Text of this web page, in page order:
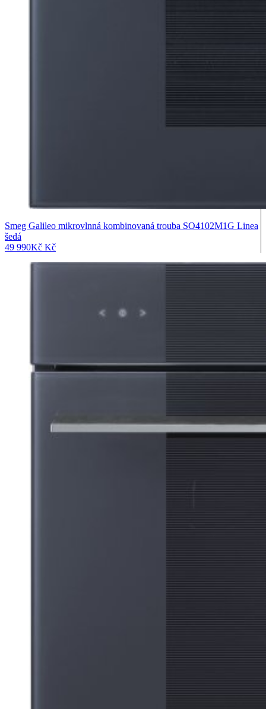
Smeg Galileo mikrovlnná kombinovaná trouba SO4102M1G Linea
šedá
49 990Kč Kč